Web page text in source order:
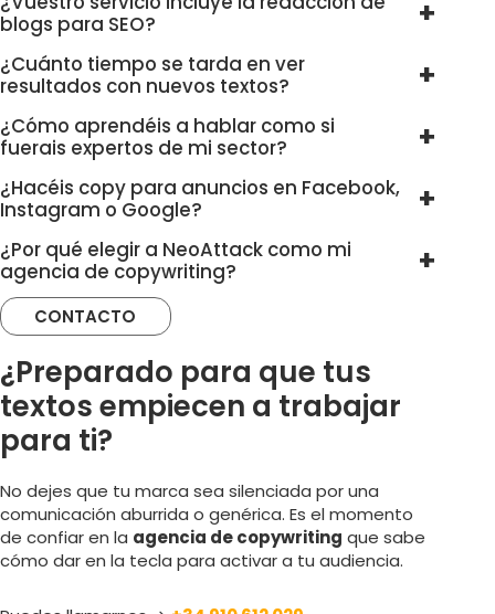
blogs para SEO?
¿Cuánto tiempo se tarda en ver
resultados con nuevos textos?
¿Cómo aprendéis a hablar como si
fuerais expertos de mi sector?
¿Hacéis copy para anuncios en Facebook,
Instagram o Google?
¿Por qué elegir a NeoAttack como mi
agencia de copywriting?
CONTACTO
¿Preparado para que tus
textos empiecen a trabajar
para ti?
No dejes que tu marca sea silenciada por una
comunicación aburrida o genérica. Es el momento
de confiar en la agencia de copywriting que sabe
cómo dar en la tecla para activar a tu audiencia.